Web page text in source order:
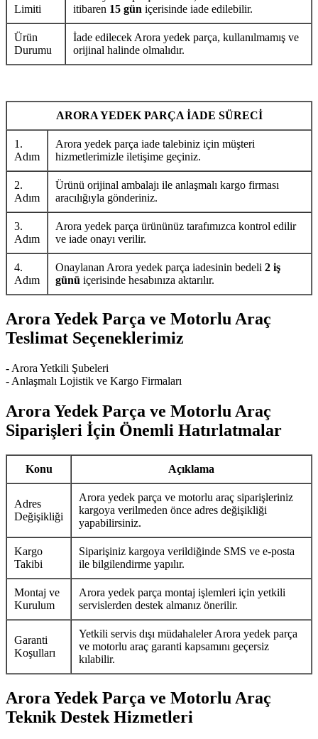
Limiti
itibaren 15 gün içerisinde iade edilebilir.
Ürün
Durumu
İade edilecek Arora yedek parça, kullanılmamış ve
orijinal halinde olmalıdır.
ARORA YEDEK PARÇA İADE SÜRECİ
1.
Adım
Arora yedek parça iade talebiniz için müşteri
hizmetlerimizle iletişime geçiniz.
2.
Adım
Ürünü orijinal ambalajı ile anlaşmalı kargo firması
aracılığıyla gönderiniz.
3.
Adım
Arora yedek parça ürününüz tarafımızca kontrol edilir
ve iade onayı verilir.
4.
Adım
Onaylanan Arora yedek parça iadesinin bedeli 2 iş
günü içerisinde hesabınıza aktarılır.
Arora Yedek Parça ve Motorlu Araç
Teslimat Seçeneklerimiz
- Arora Yetkili Şubeleri
- Anlaşmalı Lojistik ve Kargo Firmaları
Arora Yedek Parça ve Motorlu Araç
Siparişleri İçin Önemli Hatırlatmalar
Konu Açıklama
Adres
Değişikliği
Arora yedek parça ve motorlu araç siparişleriniz
kargoya verilmeden önce adres değişikliği
yapabilirsiniz.
Kargo
Takibi
Siparişiniz kargoya verildiğinde SMS ve e-posta
ile bilgilendirme yapılır.
Montaj ve
Kurulum
Arora yedek parça montaj işlemleri için yetkili
servislerden destek almanız önerilir.
Garanti
Koşulları
Yetkili servis dışı müdahaleler Arora yedek parça
ve motorlu araç garanti kapsamını geçersiz
kılabilir.
Arora Yedek Parça ve Motorlu Araç
Teknik Destek Hizmetleri